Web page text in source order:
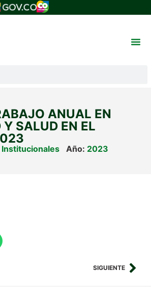
de herramientas
ANUAL EN
Y SALUD EN EL
Institucionales Año: 2023
SIGUIENTE